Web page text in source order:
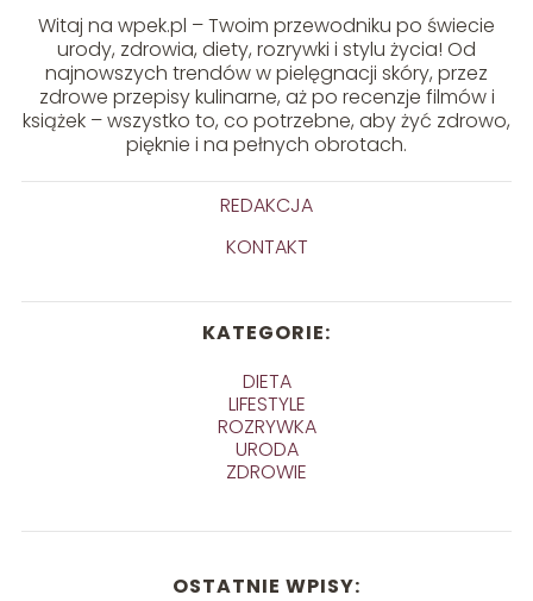
Witaj na wpek.pl – Twoim przewodniku po świecie
urody, zdrowia, diety, rozrywki i stylu życia! Od
najnowszych trendów w pielęgnacji skóry, przez
zdrowe przepisy kulinarne, aż po recenzje filmów i
książek – wszystko to, co potrzebne, aby żyć zdrowo,
pięknie i na pełnych obrotach.
REDAKCJA
KONTAKT
KATEGORIE:
DIETA
LIFESTYLE
ROZRYWKA
URODA
ZDROWIE
OSTATNIE WPISY: